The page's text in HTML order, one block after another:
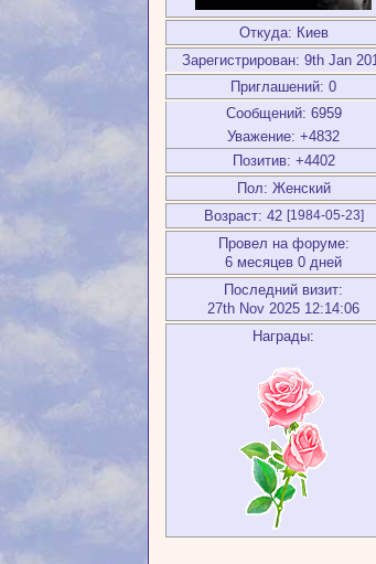
Откуда: Киев
Зарегистрирован: 9th Jan
Приглашений: 0
Сообщений: 6959
Уважение: +4832
Позитив: +4402
Пол: Женский
Возраст: 42 [1984-05-23]
Провел на форуме:
6 месяцев 0 дней
Последний визит:
27th Nov 2025 12:14:06
Награды: